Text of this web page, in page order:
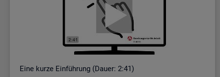
Eine kurze Ein­füh­rung (Dauer: 2:41)